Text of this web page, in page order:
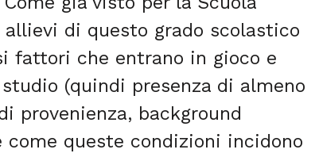
di questo grado scolastico
fattori che entrano in gioco e
(quindi presenza di almeno
provenienza, background
queste condizioni incidono